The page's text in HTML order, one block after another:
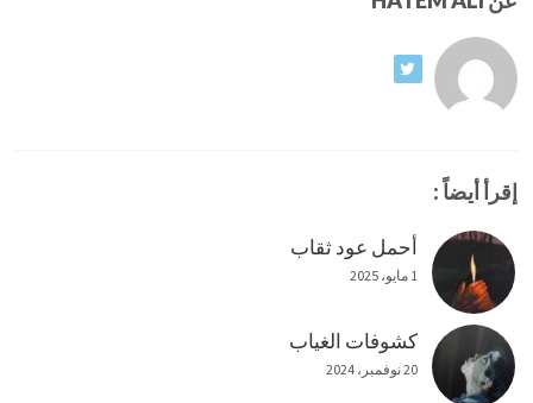
إقرأ أيضاً :
أحمل عود ثقاب
1 مايو، 2025
كشوفات الغياب
20 نوفمبر، 2024